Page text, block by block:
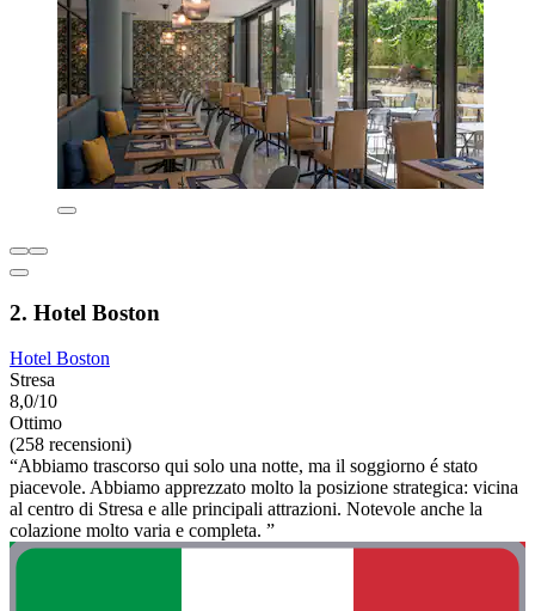
2. Hotel Boston
Hotel Boston
Stresa
8,0/10
Ottimo
(258 recensioni)
“Abbiamo trascorso qui solo una notte, ma il soggiorno é stato
piacevole. Abbiamo apprezzato molto la posizione strategica: vicina
al centro di Stresa e alle principali attrazioni. Notevole anche la
colazione molto varia e completa. ”